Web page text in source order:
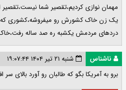
مهمان نوازی کردیم،تقصیر شما
یک زن خاک کشورش رو میفروشه،کشوری که
دردهای مردمش یکشبه ره صد ساله
ناشناس
شنبه ۲۱ تیر ۱۴۰۴ ۱۹:۰۷:۴۴
برو به آمریکا بگو که طالبان رو آورد بالای سر